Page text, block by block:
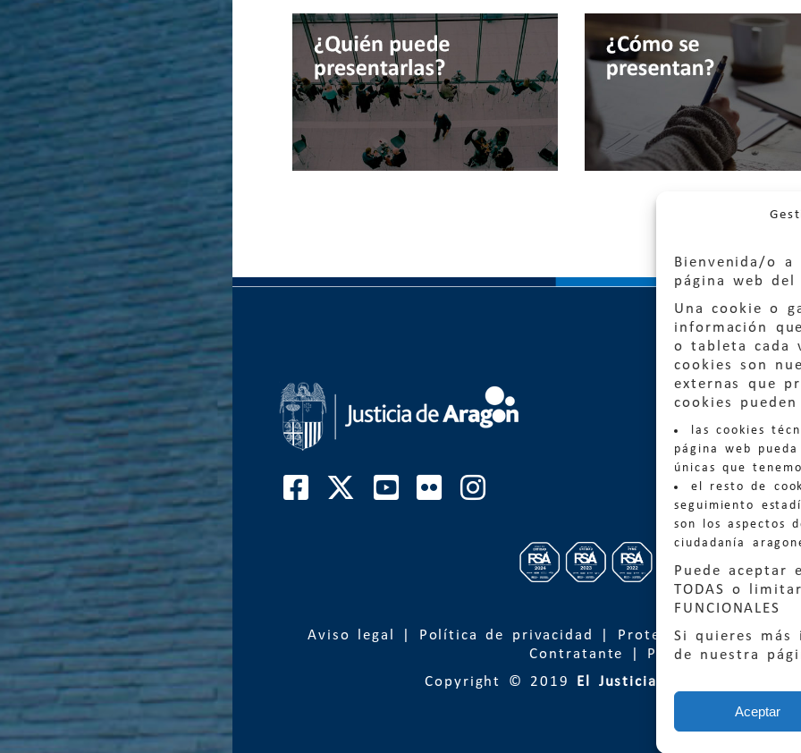
Bienvenida/o
página web del
Una cookie o
información
o tableta cada
cookies son
externas que
cookies
las cookies
página web
únicas que
el resto de
seguimiento
son los aspectos
ciudadanía
Puede aceptar
TODAS o
FUNCIONALES
Si quieres
de nuestra
Aceptar
Aviso legal Política de privacidad Protección de Datos|
Contratante
Política de cookies
Copyright © 2019 El Justicia de Aragón